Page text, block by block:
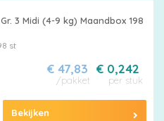
3 Midi (4-9 kg) Maandbox 198
st
€ 0,242
per stuk
€ 47,83
/pakket
Bekijken